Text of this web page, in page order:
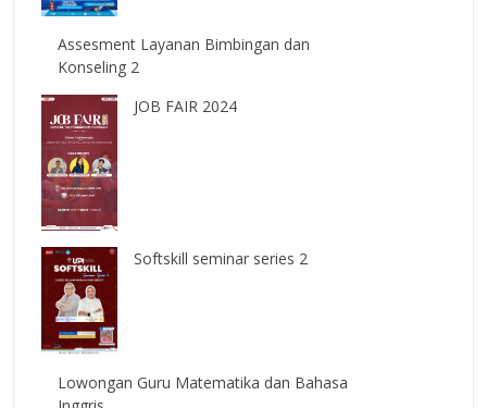
Assesment Layanan Bimbingan dan
Konseling 2
JOB FAIR 2024
Softskill seminar series 2
Lowongan Guru Matematika dan Bahasa